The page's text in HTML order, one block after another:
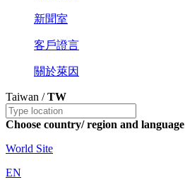
新聞室
客戶證言
關於萊因
Taiwan /TW
Choose country/ region and language
World Site
EN